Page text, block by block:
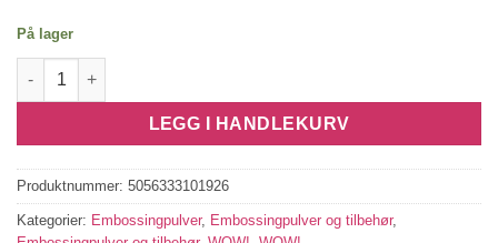
På lager
WOW Halo*Catherine Pooler* WS289R antall
LEGG I HANDLEKURV
Produktnummer: 5056333101926
Kategorier: Embossingpulver, Embossingpulver og tilbehør,